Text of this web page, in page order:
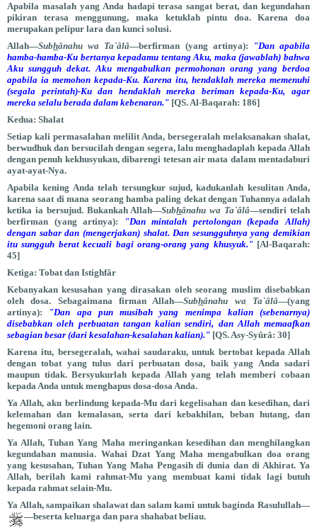
Apabila masalah yang Anda hadapi terasa sangat berat, dan kegundahan
pikiran terasa menggunung, maka ketuklah pintu doa. Karena doa
merupakan pelipur lara dan kunci solusi.
Allah—Subhânahu wa Ta`âlâ—berfirman (yang artinya):
"Dan apabila
hamba-hamba-Ku bertanya kepadamu tentang Aku, maka (jawablah) bahwa
Aku sungguh dekat. Aku mengabulkan permohonan orang yang berdoa
apabila ia memohon kepada-Ku. Karena itu, hendaklah mereka memenuhi
(segala perintah)-Ku dan hendaklah mereka beriman kepada-Ku, agar
mereka selalu berada dalam kebenaran." [QS. Al-Baqarah: 186]
Kedua: Shalat
Setiap kali permasalahan melilit Anda, bersegeralah melaksanakan shalat,
berwudhuk dan bersucilah dengan segera, lalu menghadaplah kepada Allah
dengan penuh kekhusyukan, dibarengi tetesan air mata dalam mentadaburi
ayat-ayat-Nya.
Apabila kening Anda telah tersungkur sujud, kadukanlah kesulitan Anda,
karena saat di mana seorang hamba paling dekat dengan Tuhannya adalah
ketika ia bersujud. Bukankah Allah—Subhânahu wa Ta`âlâ—sendiri telah
berfirman (yang artinya):
"Dan mintalah pertolongan (kepada Allah)
dengan sabar dan (mengerjakan) shalat. Dan sesungguhnya yang demikian
itu sungguh berat kecuali bagi orang-orang yang khusyuk."[Al-Baqarah:
45]
Ketiga: Tobat dan Istighfâr
Kebanyakan kesusahan yang dirasakan oleh seorang muslim disebabkan
oleh dosa. Sebagaimana firman Allah—Subhânahu wa Ta`âlâ—(yang
artinya):
"Dan apa pun musibah yang menimpa kalian (sebenarnya)
disebabkan oleh perbuatan tangan kalian sendiri, dan Allah memaafkan
sebagian besar (dari kesalahan-kesalahan kalian)." [QS. Asy-Syûrâ: 30]
Karena itu, bersegeralah, wahai saudaraku, untuk bertobat kepada Allah
dengan tobat yang tulus dari perbuatan dosa, baik yang Anda sadari
maupun tidak. Bersyukurlah kepada Allah yang telah memberi cobaan
kepada Anda untuk menghapus dosa-dosa Anda.
Ya Allah, aku berlindung kepada-Mu dari kegelisahan dan kesedihan, dari
kelemahan dan kemalasan, serta dari kebakhilan, beban hutang, dan
hegemoni orang lain.
Ya Allah, Tuhan Yang Maha meringankan kesedihan dan menghilangkan
kegundahan manusia. Wahai Dzat Yang Maha mengabulkan doa orang
yang kesusahan, Tuhan Yang Maha Pengasih di dunia dan di Akhirat. Ya
Allah, berilah kami rahmat-Mu yang membuat kami tidak lagi butuh
kepada rahmat selain-Mu.
Ya Allah, sampaikan shalawat dan salam kami untuk baginda Rasulullah—
—beserta keluarga dan para shahabat beliau.